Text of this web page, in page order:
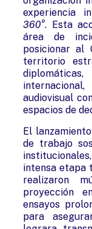
experiencia
360°. Esta
área de
posicionar al
territorio
audiovisual
espacios de
El
de trabajo
intensa etapa
realizaron
proyección
ensayos
para